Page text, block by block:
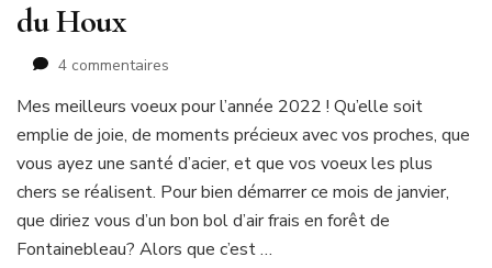
du Houx
4 commentaires
forêt
de
Fontainebleau
Gorges
du
Houx
Mes meilleurs voeux pour l’année 2022 ! Qu’elle soit
emplie de joie, de moments précieux avec vos proches, que
vous ayez une santé d’acier, et que vos voeux les plus
chers se réalisent. Pour bien démarrer ce mois de janvier,
que diriez vous d’un bon bol d’air frais en forêt de
Fontainebleau? Alors que c’est …